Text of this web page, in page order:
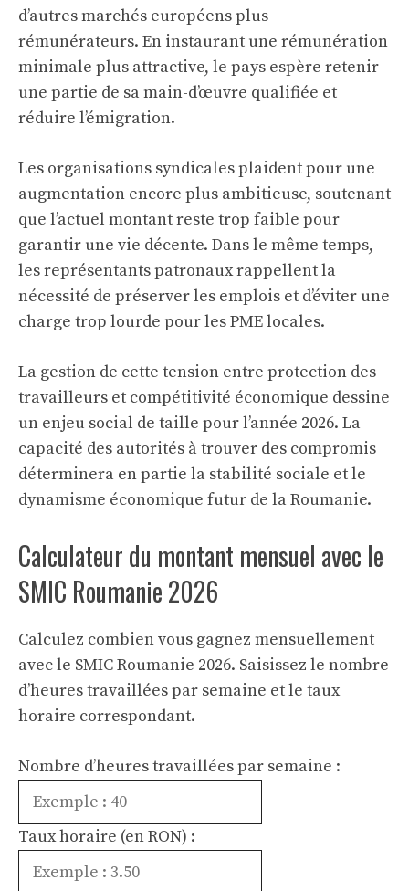
d’autres marchés européens plus
rémunérateurs. En instaurant une rémunération
minimale plus attractive, le pays espère retenir
une partie de sa main-d’œuvre qualifiée et
réduire l’émigration.
Les organisations syndicales plaident pour une
augmentation encore plus ambitieuse, soutenant
que l’actuel montant reste trop faible pour
garantir une vie décente. Dans le même temps,
les représentants patronaux rappellent la
nécessité de préserver les emplois et d’éviter une
charge trop lourde pour les PME locales.
La gestion de cette tension entre protection des
travailleurs et compétitivité économique dessine
un enjeu social de taille pour l’année 2026. La
capacité des autorités à trouver des compromis
déterminera en partie la stabilité sociale et le
dynamisme économique futur de la Roumanie.
Calculateur du montant mensuel avec le
SMIC Roumanie 2026
Calculez combien vous gagnez mensuellement
avec le SMIC Roumanie 2026. Saisissez le nombre
d’heures travaillées par semaine et le taux
horaire correspondant.
Nombre d’heures travaillées par semaine :
Taux horaire (en RON) :